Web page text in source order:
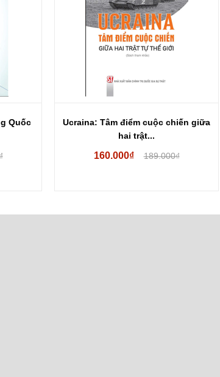
Quốc
Ucraina: Tâm điểm cuộc chiến giữa
hai trật...
160.000₫ 189.000₫